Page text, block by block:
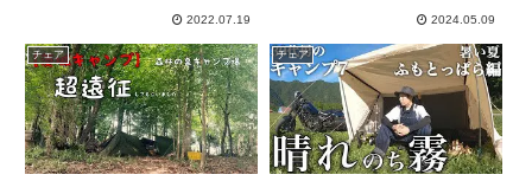
荷重150kg】モバイルチェ
納袋付き – tobi
2022.07.19
▼登山＆キャンプギア – よ
2024.05.09
チェア チェア